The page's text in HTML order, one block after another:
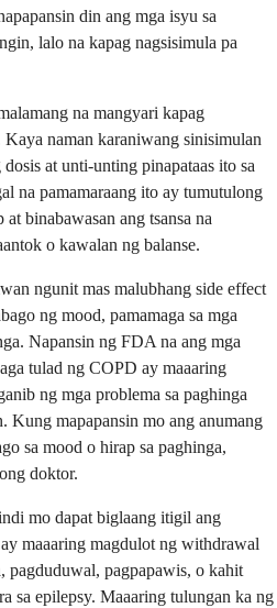
din ang mga isyu sa
lalo na kapag nagsisimula pa
na mangyari kapag
naman karaniwang sinisimulan
at unti-unting pinapataas ito sa
na pamamaraang ito ay tumutulong
binabawasan ang tsansa na
o kawalan ng balanse.
ngunit mas malubhang side effect
ng mood, pamamaga sa mga
Napansin ng FDA na ang mga
tulad ng COPD ay maaaring
ng mga problema sa paghinga
Kung mapapansin mo ang anumang
sa mood o hirap sa paghinga,
doktor.
mo dapat biglaang itigil ang
maaaring magdulot ng withdrawal
pagduduwal, pagpapawis, o kahit
sa epilepsy. Maaaring tulungan ka ng